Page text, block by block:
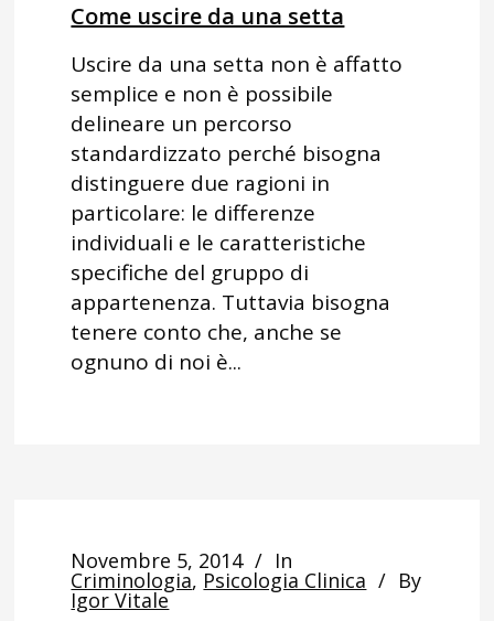
Come uscire da una setta
Uscire da una setta non è affatto
semplice e non è possibile
delineare un percorso
standardizzato perché bisogna
distinguere due ragioni in
particolare: le differenze
individuali e le caratteristiche
specifiche del gruppo di
appartenenza. Tuttavia bisogna
tenere conto che, anche se
ognuno di noi è...
Novembre 5, 2014 In
Criminologia, Psicologia Clinica By
Igor Vitale